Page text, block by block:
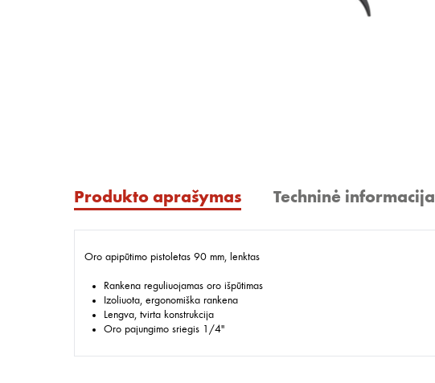
Produkto aprašymas Techninė informacija
Oro apipūtimo pistoletas 90 mm, lenktas
Rankena reguliuojamas oro išpūtimas
Izoliuota, ergonomiška rankena
Lengva, tvirta konstrukcija
Oro pajungimo sriegis 1/4"